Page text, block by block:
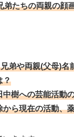
弟たちの両親の顔
弟や両親(父母)名
？
樹への芸能活動
ら現在の活動、